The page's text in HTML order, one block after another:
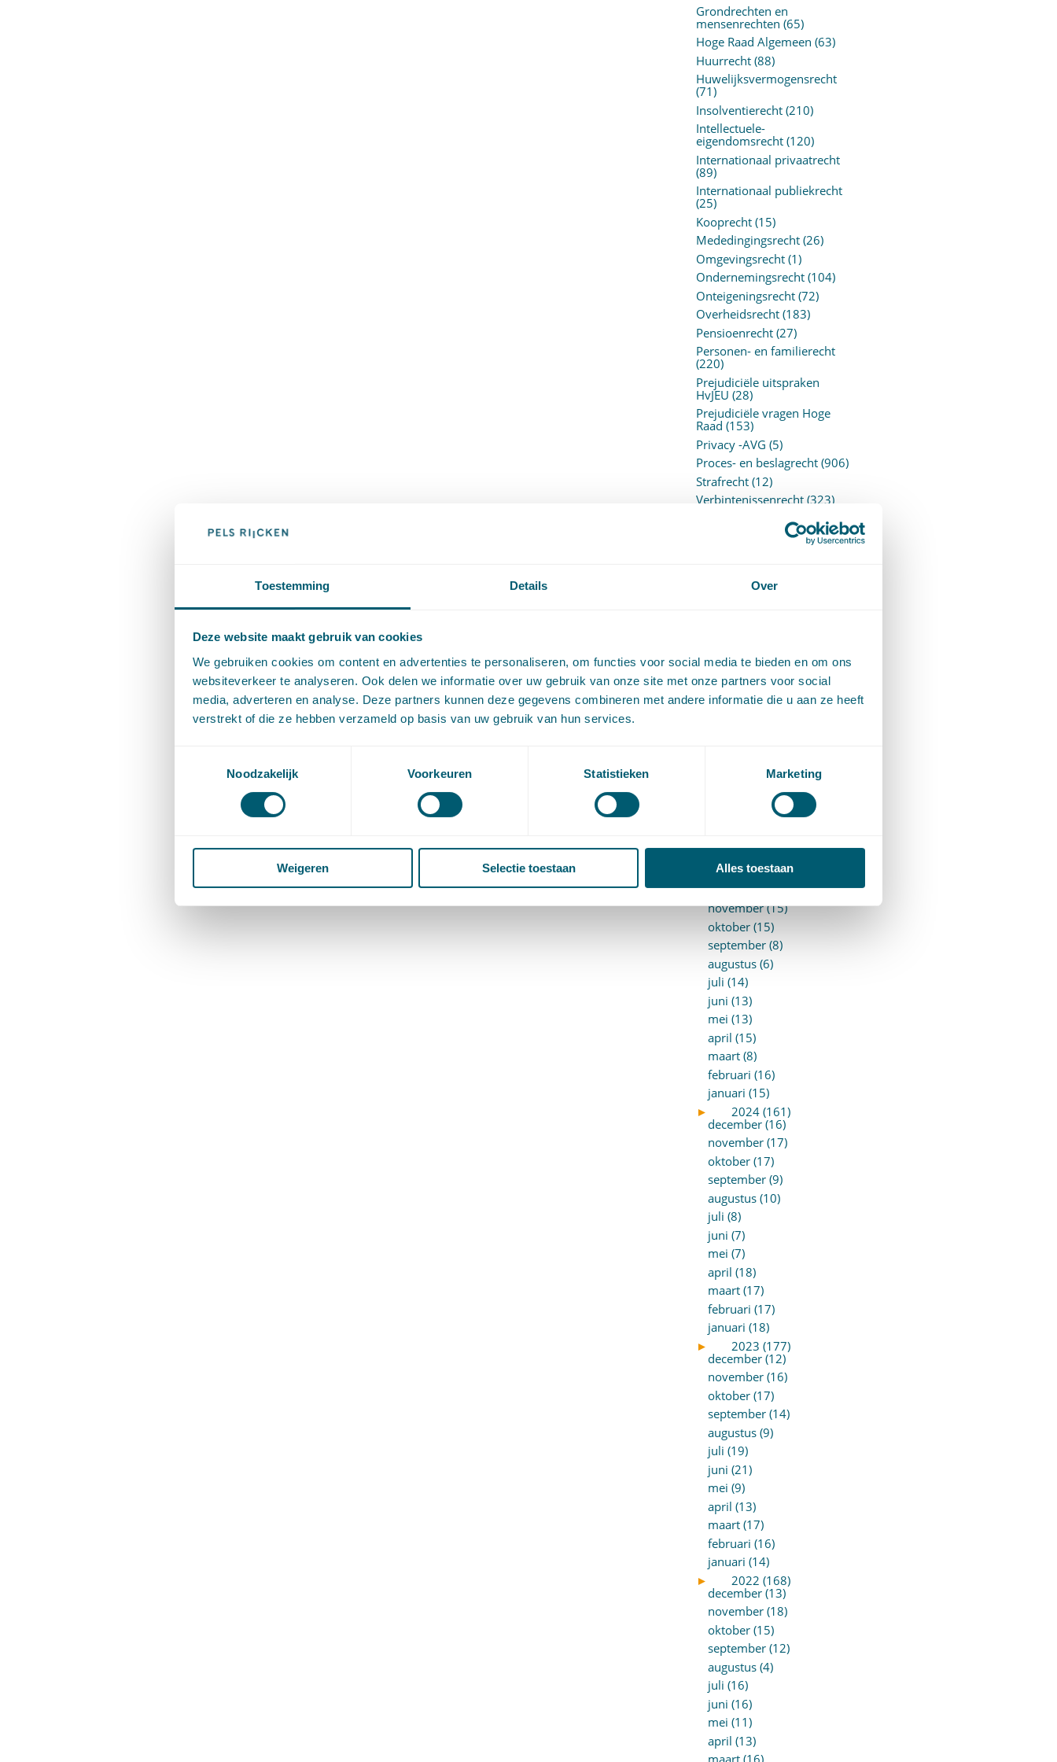
Toestemming Details Over
Deze website maakt gebruik van cookies
We gebruiken cookies om content en advertenties te personaliseren, om functies voor social media te bieden en om ons
websiteverkeer te analyseren. Ook delen we informatie over uw gebruik van onze site met onze partners voor social
media, adverteren en analyse. Deze partners kunnen deze gegevens combineren met andere informatie die u aan ze heeft
verstrekt of die ze hebben verzameld op basis van uw gebruik van hun services.
Noodzakelijk
Voorkeuren Statistieken Marketing
Weigeren Selectie toestaan Alles toestaan
Grondrechten en
mensenrechten (65)
Hoge Raad Algemeen (63)
Huurrecht(88)
Huwelijksvermogensrecht
(71)
Insolventierecht(210)
Intellectuele-
eigendomsrecht(120)
Internationaal privaatrecht
(89)
Internationaal publiekrecht
(25)
Kooprecht(15)
Mededingingsrecht(26)
Omgevingsrecht(1)
Ondernemingsrecht(104)
Onteigeningsrecht(72)
Overheidsrecht(183)
Pensioenrecht(27)
Personen- en familierecht
(220)
Prejudiciële uitspraken
HvJEU (28)
Prejudiciële vragen Hoge
Raad (153)
Privacy -AVG (5)
Proces- en beslagrecht(906)
Strafrecht(12)
Verbintenissenrecht(323)
Vermogensrecht algemeen
Wetgeving
ARCHIEF
2025 (153)
december (15)
november (15)
oktober (15)
september (8)
augustus (6)
juli (14)
juni (13)
mei (13)
april (15)
maart (8)
februari (16)
januari (15)
►
2024 (161)
december (16)
november (17)
oktober (17)
september (9)
augustus (10)
juli (8)
juni (7)
mei (7)
april (18)
maart (17)
februari (17)
januari (18)
►
2023 (177)
december (12)
november (16)
oktober (17)
september (14)
augustus (9)
juli (19)
juni (21)
mei (9)
april (13)
maart (17)
februari (16)
januari (14)
►
2022 (168)
december (13)
november (18)
oktober (15)
september (12)
augustus (4)
juli (16)
juni (16)
mei (11)
april (13)
maart (16)